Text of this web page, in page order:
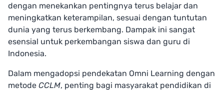
dengan menekankan pentingnya terus belajar dan
meningkatkan keterampilan, sesuai dengan tuntutan
dunia yang terus berkembang. Dampak ini sangat
esensial untuk perkembangan siswa dan guru di
Indonesia.
Dalam mengadopsi pendekatan Omni Learning dengan
metode CCLM, penting bagi masyarakat pendidikan di